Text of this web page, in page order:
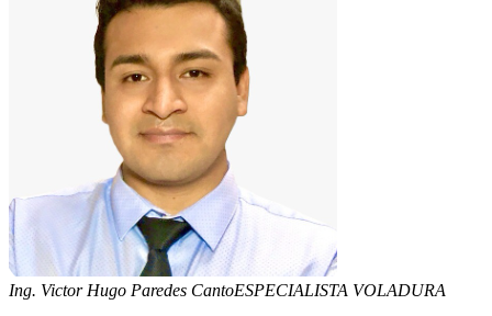
Ing. Victor Hugo Paredes CantoESPECIALISTA VOLADURA